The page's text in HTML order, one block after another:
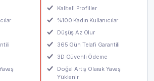
Kaliteli Profiller
%100 Kadın Kullanıcılar
Düşüş Az Olur
365 Gün Telafi Garantili
3D Güvenli Ödeme
Doğal Artış Olarak Yavaş
Yüklenir